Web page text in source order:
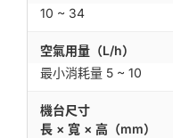
10 ~ 34
空氣用量（L/h）
最小消耗量 5 ~ 10
機台尺寸
長 × 寬 × 高（mm）